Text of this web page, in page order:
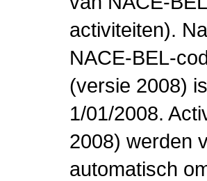
activiteiten).
NACE-BEL-
(versie 2008)
1/01/2008.
2008) werden
automatisch